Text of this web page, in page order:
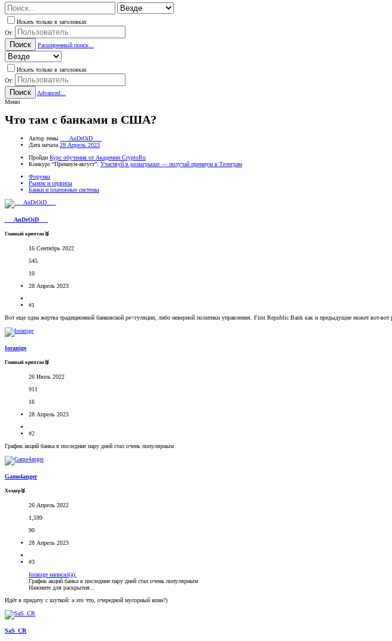
Искать только в заголовках
От:
Поиск Расширенный поиск...
Искать только в заголовках
От:
Поиск
Advanced...
Меню
Что там с банками в США?
Автор темы
___AnDrOiD___
Дата начала 28 Апрель 2023
Пройди Курс обучения от Академии CryptoRu
Конкурс “Премиум-август”: Участвуй в розыгрыше — получай премиум в Телеграм
Форумы
Рынок и сервисы
Банки и платежные системы
___AnDrOiD___
Главный криптан🥉
16 Сентябрь 2022
545
10
28 Апрель 2023
#1
Вот еще одна жертва традиционной банковской ре=гуляции, либо неверной политики управления. First Republic Bank как и предыдущие может вот-
Ioranige
Главный криптан🥈
26 Июль 2022
911
16
28 Апрель 2023
#2
График акций банка в последние пару дней стал очень популярным
Game4anger
Холдер🥉
26 Апрель 2022
1,599
90
28 Апрель 2023
#3
Ioranige написал(а):
График акций банка в последние пару дней стал очень популярным
Нажмите для раскрытия...
Идёт в придачу с шуткой: а это что, очередной мусорный коин?)
SaS_CR